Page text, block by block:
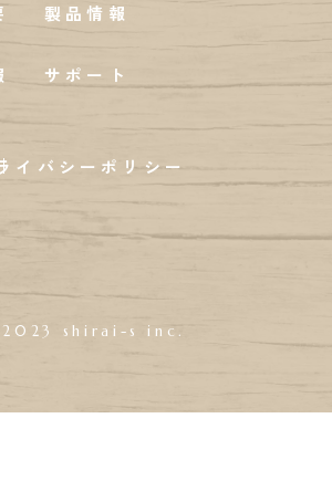
製品情報
サポート
イバシーポリシー
shirai-s inc.